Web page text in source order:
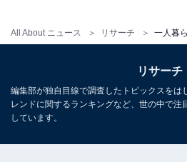
All About ニュース リサーチ
リサーチ
編集部が独自目線で調査したトピックスをは
レンドに関するランキングなど、世の中で注
しています。